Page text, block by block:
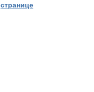
странице